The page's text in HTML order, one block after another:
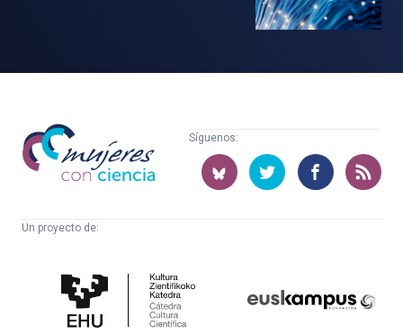
Mujeres
con
ciencia
Síguenos:
Un proyecto de:
Cultura
Científica